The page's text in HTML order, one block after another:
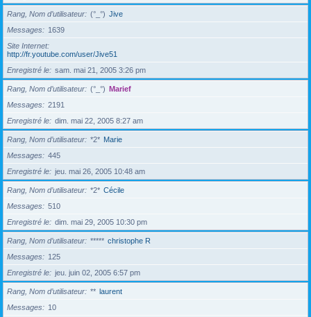
Rang, Nom d’utilisateur (°_°) Jive
Messages
1639
Site Internet
http://fr.youtube.com/user/Jive51
Enregistré le
sam. mai 21, 2005 3:26 pm
Rang, Nom d’utilisateur (°_°) Marief
Messages
2191
Enregistré le
dim. mai 22, 2005 8:27 am
Rang, Nom d’utilisateur *2* Marie
Messages
445
Enregistré le
jeu. mai 26, 2005 10:48 am
Rang, Nom d’utilisateur *2* Cécile
Messages
510
Enregistré le
dim. mai 29, 2005 10:30 pm
Rang, Nom d’utilisateur ***** christophe R
Messages
125
Enregistré le
jeu. juin 02, 2005 6:57 pm
Rang, Nom d’utilisateur ** laurent
Messages
10